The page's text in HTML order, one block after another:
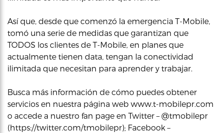
Así que, desde que comenzó la emergencia T-Mobile,
tomó una serie de medidas que garantizan que
TODOS los clientes de T-Mobile, en planes que
actualmente tienen data, tengan la conectividad
ilimitada que necesitan para aprender y trabajar.
Busca más información de cómo puedes obtener
servicios en nuestra página web www.t-mobilepr.com
o accede a nuestro fan page en Twitter – @tmobilepr
(https://twitter.com/tmobilepr); Facebook –